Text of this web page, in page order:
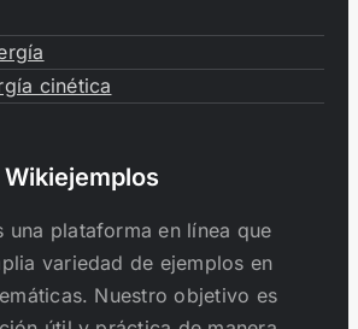
cinética
una plataforma en línea que
variedad de ejemplos en
Nuestro objetivo es